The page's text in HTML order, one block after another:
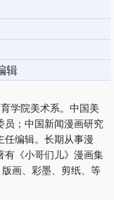
辑
学院美术系。中国美
员；中国新闻漫画研究
任编辑。长期从事漫
有《小哥们儿》漫画集
画、彩墨、剪纸、等